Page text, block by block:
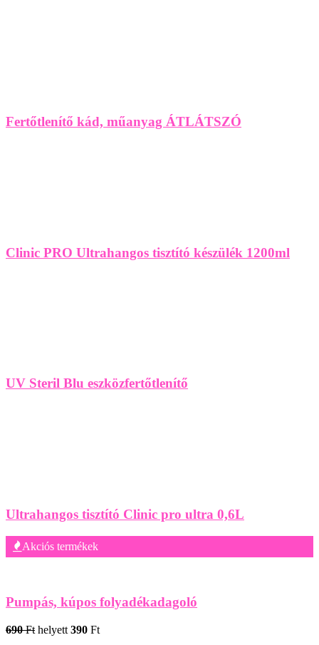
Fertőtlenítő kád, műanyag ÁTLÁTSZÓ
Clinic PRO Ultrahangos tisztító készülék 1200ml
UV Steril Blu eszközfertőtlenítő
Ultrahangos tisztító Clinic pro ultra 0,6L
Akciós termékek
Pumpás, kúpos folyadékadagoló
690 Ft helyett 390 Ft